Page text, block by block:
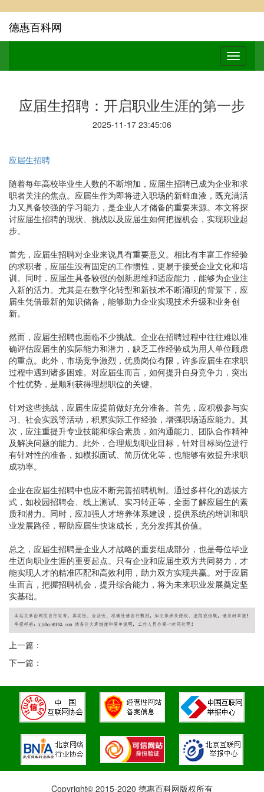
德惠百科网
应届生招聘：开启职业生涯的第一步
2025-11-17 23:45:06
应届生招聘
随着每年高校毕业生人数的不断增加，应届生招聘已成为企业和求
职者关注的焦点。应届生作为即将进入职场的新鲜血液，既充满活
力又具备较强的学习能力，是企业人才储备的重要来源。本文将探
讨应届生招聘的现状、挑战以及应届生如何把握机会，实现职业起
步。
首先，应届生招聘对企业来说具有重要意义。相比有丰富工作经验
的求职者，应届生没有固定的工作惯性，更易于接受企业文化和培
训。同时，应届生具备较强的创新思维和适应能力，能够为企业注
入新的活力。尤其是在数字化转型和新技术不断涌现的背景下，应
届生凭借最新的知识储备，能够助力企业实现技术升级和业务创
新。
然而，应届生招聘也面临不少挑战。企业在招聘过程中往往难以准
确评估应届生的实际能力和潜力，缺乏工作经验成为用人单位顾虑
的重点。此外，市场竞争激烈，优质岗位有限，许多应届生在求职
过程中遇到诸多困难。对应届生而言，如何提升自身竞争力，突出
个性优势，是顺利获得理想职位的关键。
针对这些挑战，应届生应提前做好充分准备。首先，应积极参与实
习、社会实践等活动，积累实际工作经验，增强职场适应能力。其
次，应注重提升专业技能和综合素质，如沟通能力、团队合作精神
及解决问题的能力。此外，合理规划职业目标，针对目标岗位进行
有针对性的准备，如模拟面试、简历优化等，也能够有效提升求职
成功率。
企业在应届生招聘中也应不断完善招聘机制。通过多样化的选拔方
式，如校园招聘会、线上测试、实习转正等，全面了解应届生的素
质和潜力。同时，应加强人才培养体系建设，提供系统的培训和职
业发展路径，帮助应届生快速成长，充分发挥其价值。
总之，应届生招聘是企业人才战略的重要组成部分，也是每位毕业
生迈向职业生涯的重要起点。只有企业和应届生双方共同努力，才
能实现人才的精准匹配和高效利用，助力双方实现共赢。对于应届
生而言，把握招聘机会，提升综合能力，将为未来职业发展奠定坚
实基础。
上一篇：
下一篇：
Copyright© 2015-2020 德惠百科网版权所有